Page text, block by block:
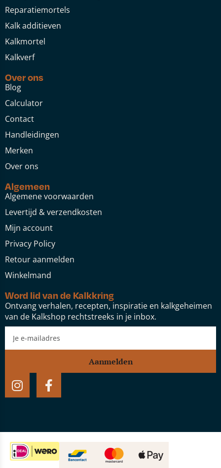
Reparatiemortels
Kalk additieven
Kalkmortel
Kalkverf
Over ons
Blog
Calculator
Contact
Handleidingen
Merken
Over ons
Algemeen
Algemene voorwaarden
Levertijd & verzendkosten
Mijn account
Privacy Policy
Retour aanmelden
Winkelmand
Word lid van de Kalkkring
Ontvang verhalen, recepten, inspiratie en kalkgeheimen
van de Kalkshop rechtstreeks in je inbox.
Aanmelden